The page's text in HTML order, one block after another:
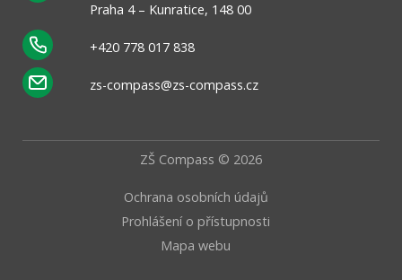
Praha 4 – Kunratice, 148 00
+420 778 017 838
zs-compass@zs-compass.cz
ZŠ Compass © 2026
Ochrana osobních údajů
Prohlášení o přístupnosti
Mapa webu